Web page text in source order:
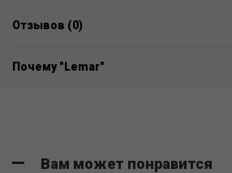
Отзывов (0)
Почему "Lemar"
Вам может понравится